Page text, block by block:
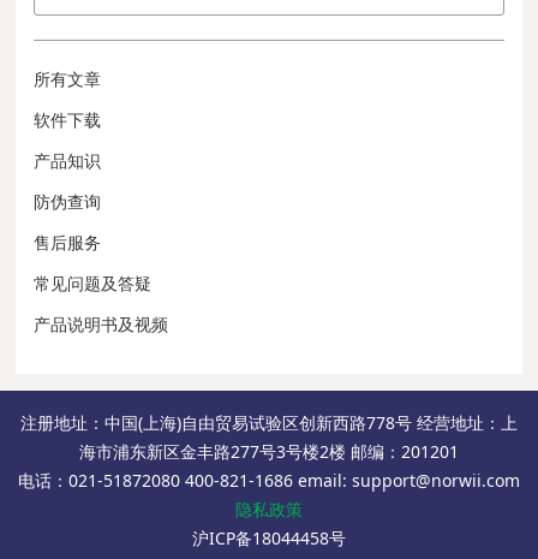
所有文章
软件下载
产品知识
防伪查询
售后服务
常见问题及答疑
产品说明书及视频
注册地址：中国(上海)自由贸易试验区创新西路778号 经营地址：上
海市浦东新区金丰路277号3号楼2楼 邮编：201201
电话：021-51872080 400-821-1686 email: support@norwii.com
隐私政策
沪ICP备18044458号